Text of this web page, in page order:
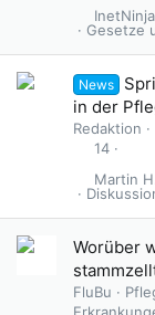
Gesetze
InetNinja
News
in der
Redaktion
14
Martin
Worüber
FluBu